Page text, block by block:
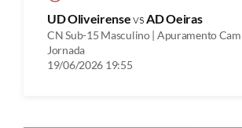
UD OliveirensevsAD Oeiras
CN Sub-15 Masculino | Apuramento
Jornada
19/06/2026 19:55